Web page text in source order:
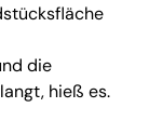
die
hieß es.